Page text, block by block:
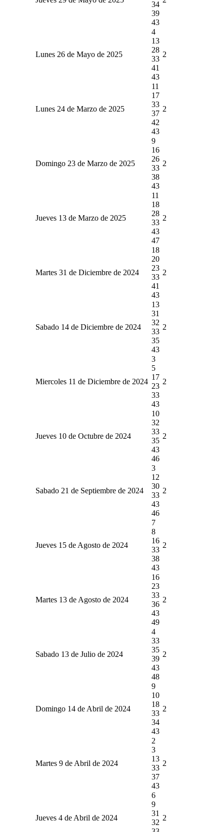
34
39
43
Lunes 26 de Mayo de 2025
4
13
28
33
41
43
2
Lunes 24 de Marzo de 2025
11
17
33
37
42
43
2
Domingo 23 de Marzo de 2025
9
16
26
33
38
43
2
Jueves 13 de Marzo de 2025
11
18
28
33
43
47
2
Martes 31 de Diciembre de 2024
18
20
23
33
41
43
2
Sabado 14 de Diciembre de 2024
13
31
32
33
35
43
2
Miercoles 11 de Diciembre de 2024
3
5
17
23
33
43
2
Jueves 10 de Octubre de 2024
10
32
33
35
43
46
2
Sabado 21 de Septiembre de 2024
3
12
30
33
43
46
2
Jueves 15 de Agosto de 2024
7
8
16
33
38
43
2
Martes 13 de Agosto de 2024
16
23
33
36
43
49
2
Sabado 13 de Julio de 2024
4
33
35
39
43
48
2
Domingo 14 de Abril de 2024
9
10
18
33
34
43
2
Martes 9 de Abril de 2024
2
3
13
33
37
43
2
Jueves 4 de Abril de 2024
6
9
31
32
2